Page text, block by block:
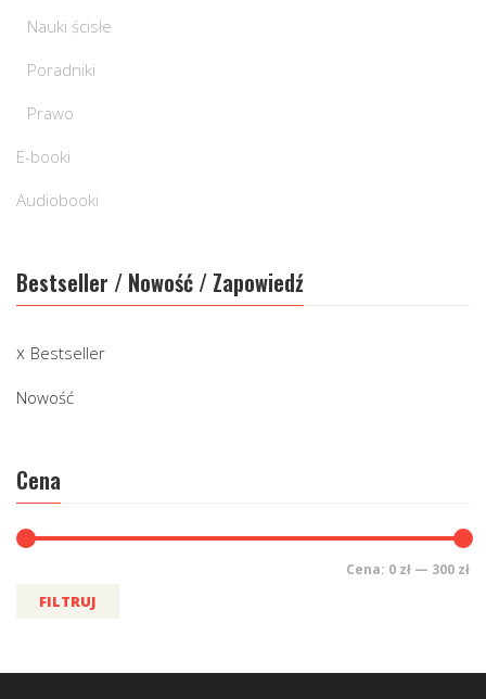
Nauki ścisłe
Poradniki
Prawo
E-booki
Audiobooki
Bestseller / Nowość / Zapowiedź
Bestseller
Nowość
Cena
FILTRUJ
Cena: 0 zł — 300 zł